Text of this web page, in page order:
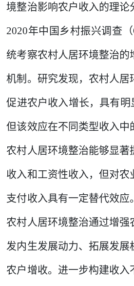
境整治影响农户收入的理论
2020年中国乡村振兴调查（
统考察农村人居环境整治的
机制。研究发现，农村人居
促进农户收入增长，具有明
但该效应在不同类型收入中
农村人居环境整治能够显著
收入和工资性收入，但对农
支付收入具有一定替代效应
农村人居环境整治通过增强
发内生发展动力、拓展发展
农户增收。进一步构建收入